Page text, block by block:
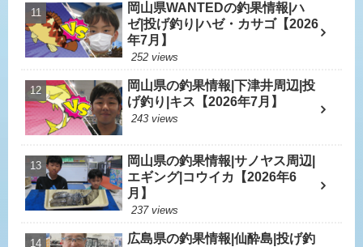
岡山県WANTEDの釣果情報|ハ
ゼ|投げ釣り|ハゼ・カサゴ【2026
年7月】
252 views
岡山県の釣果情報|下津井周辺|投
げ釣り|キス【2026年7月】
243 views
岡山県の釣果情報|サノヤス周辺|
エギング|コウイカ【2026年6
月】
237 views
広島県の釣果情報|仙酔島|投げ釣